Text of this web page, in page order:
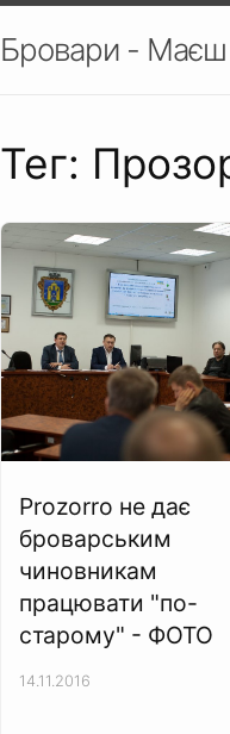
Бровари - Маєш
Тег:
Prozorro не дає
броварським
чиновникам
працювати "по-
старому" - ФОТО
14.11.2016